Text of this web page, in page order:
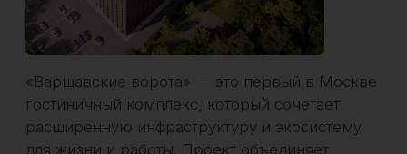
решения для управления и монетизации,
объединяя инвестиционные возможности с
качественной инфраструктурой.
Получить расчет доходности